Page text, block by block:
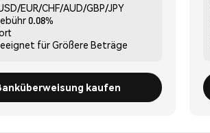
EUR/CHF/AUD/GBP/JPY
0.08%
fürGrößere Beträge
kaufen